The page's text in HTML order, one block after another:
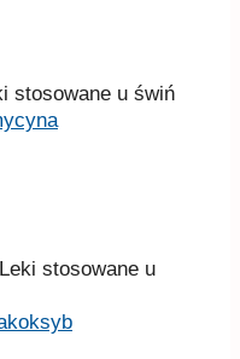
stosowane u świń
stosowane u